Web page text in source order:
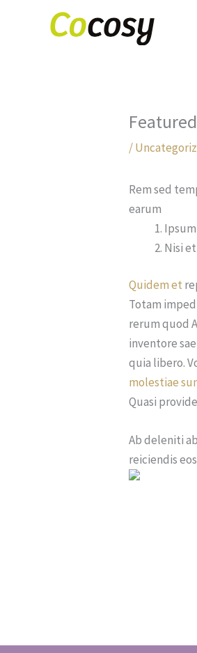
/
Rem sed
earum
Nisi
Quidem et
Totam
rerum quod
inventore
quia libero.
molestiae
Quasi
Ab deleniti
reiciendis